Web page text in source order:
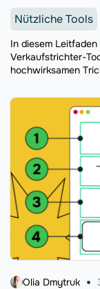
Nützliche Tools
In diesem
Verkaufstrichter-
hochwirksamen
Olia Dmytruk